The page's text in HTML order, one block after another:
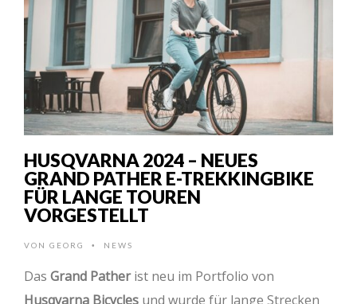
HUSQVARNA 2024 – NEUES
GRAND PATHER E-TREKKINGBIKE
FÜR LANGE TOUREN
VORGESTELLT
VON GEORG • NEWS
Das Grand Patherist neu im Portfolio von
Husqvarna Bicycles und wurde für lange Strecken